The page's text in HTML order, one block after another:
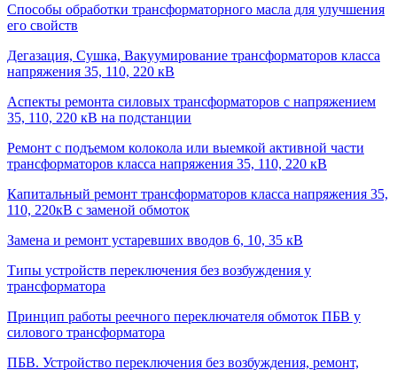
Способы обработки трансформаторного масла для улучшения
его свойств
Дегазация, Сушка, Вакуумирование трансформаторов класса
напряжения 35, 110, 220 кВ
Аспекты ремонта силовых трансформаторов с напряжением
35, 110, 220 кВ на подстанции
Ремонт с подъемом колокола или выемкой активной части
трансформаторов класса напряжения 35, 110, 220 кВ
Капитальный ремонт трансформаторов класса напряжения 35,
110, 220кВ с заменой обмоток
Замена и ремонт устаревших вводов 6, 10, 35 кВ
Типы устройств переключения без возбуждения у
трансформатора
Принцип работы реечного переключателя обмоток ПБВ у
силового трансформатора
ПБВ. Устройство переключения без возбуждения, ремонт,